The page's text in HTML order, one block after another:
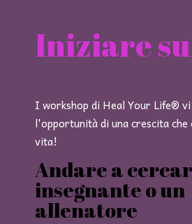
Iniziare
I workshop di Heal Your Life®
l'opportunità di una crescita che
vita!
Andare a
insegnante o un
allenatore